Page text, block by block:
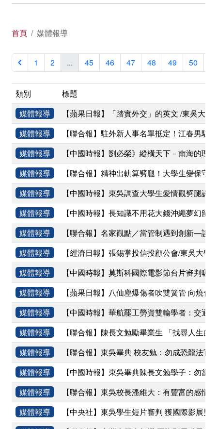
首頁 媒體報導
1 2 ... 45 46 47 48 49 50
類別
標題
媒體報導
【蘋果日報】「踏實外交」的英文 /東吳大
媒體報導
【聯合報】駐外新人事名單抵定！江春男駐
媒體報導
【中國時報】劉必榮》縱橫天下－南海的理
媒體報導
【聯合報】精神出軌算劈腿！大學生變保守/
媒體報導
【中國時報】東吳調查大學生愛情觀劈腿認
媒體報導
【中國時報】長知識不用花大錢沖繩夢幻留
媒體報導
【聯合報】名家觀點／當管制遇到創新—談
媒體報導
【經濟日報】張錫掌投信投顧公會/東吳大
媒體報導
【中國時報】莫斯科國際電影節台片審判
媒體報導
【蘋果日報】八仙塵爆傷者吹雙簧管 向燒
媒體報導
【中國時報】華航罷工勞資雙輸學者：交
媒體報導
【聯合報】陳長文勉勵畢業生 「找尋人生
媒體報導
【聯合報】東吳畢典 校友勉：勿成恐龍法官
媒體報導
【中國時報】東吳畢典陳長文勉學子：勿當
媒體報導
【聯合報】東吳校長潘維大：有豐富的感情
媒體報導
【中央社】東吳學生短片審判 獲國際影展